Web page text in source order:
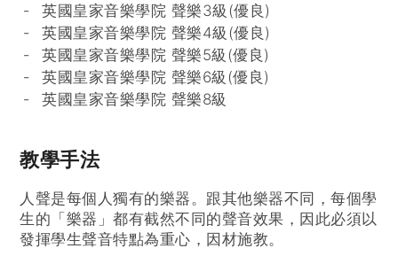
英國皇家音樂學院 聲樂3級(優良)
英國皇家音樂學院 聲樂4級(優良)
英國皇家音樂學院 聲樂5級(優良)
英國皇家音樂學院 聲樂6級(優良)
英國皇家音樂學院 聲樂8級
教學手法
人聲是每個人獨有的樂器。跟其他樂器不同，每個學
生的「樂器」都有截然不同的聲音效果，因此必須以
發揮學生聲音特點為重心，因材施教。